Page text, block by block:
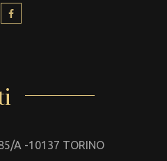
A -10137 TORINO